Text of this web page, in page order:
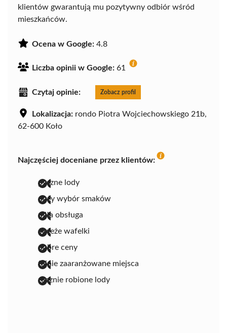
klientów gwarantują mu pozytywny odbiór wśród
mieszkańców.
Ocena w Google: 4.8
Liczba opinii w Google: 61
Czytaj opinie: Zobacz profil
Lokalizacja: rondo Piotra Wojciechowskiego 21b,
62-600 Koło
Najczęściej doceniane przez klientów:
pyszne lody
duży wybór smaków
miła obsługa
świeże wafelki
dobre ceny
fajnie zaaranżowane miejsca
ręcznie robione lody